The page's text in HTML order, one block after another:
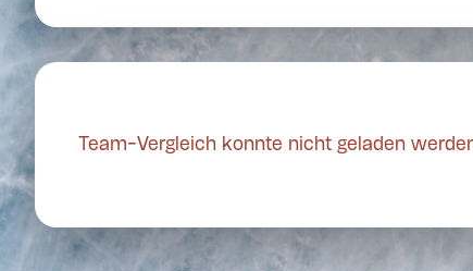
Team-Vergleich konnte nicht geladen